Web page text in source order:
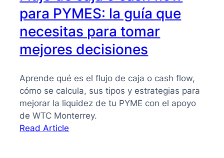
para PYMES: la guía que
necesitas para tomar
mejores decisiones
Aprende qué es el flujo de caja o cash flow,
cómo se calcula, sus tipos y estrategias para
mejorar la liquidez de tu PYME con el apoyo
de WTC Monterrey.
Read Article